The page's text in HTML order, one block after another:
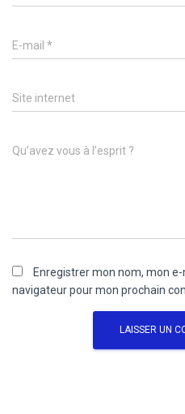
E-mail *
Site internet
Qu’avez vous à l’esprit ?
Enregistrer mon nom, mon
navigateur pour mon prochain